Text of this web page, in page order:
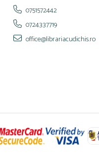
0751572442
0724337719
office@librariacudichis.ro